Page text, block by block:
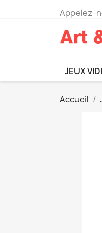
Appelez-
JEUX
Accueil